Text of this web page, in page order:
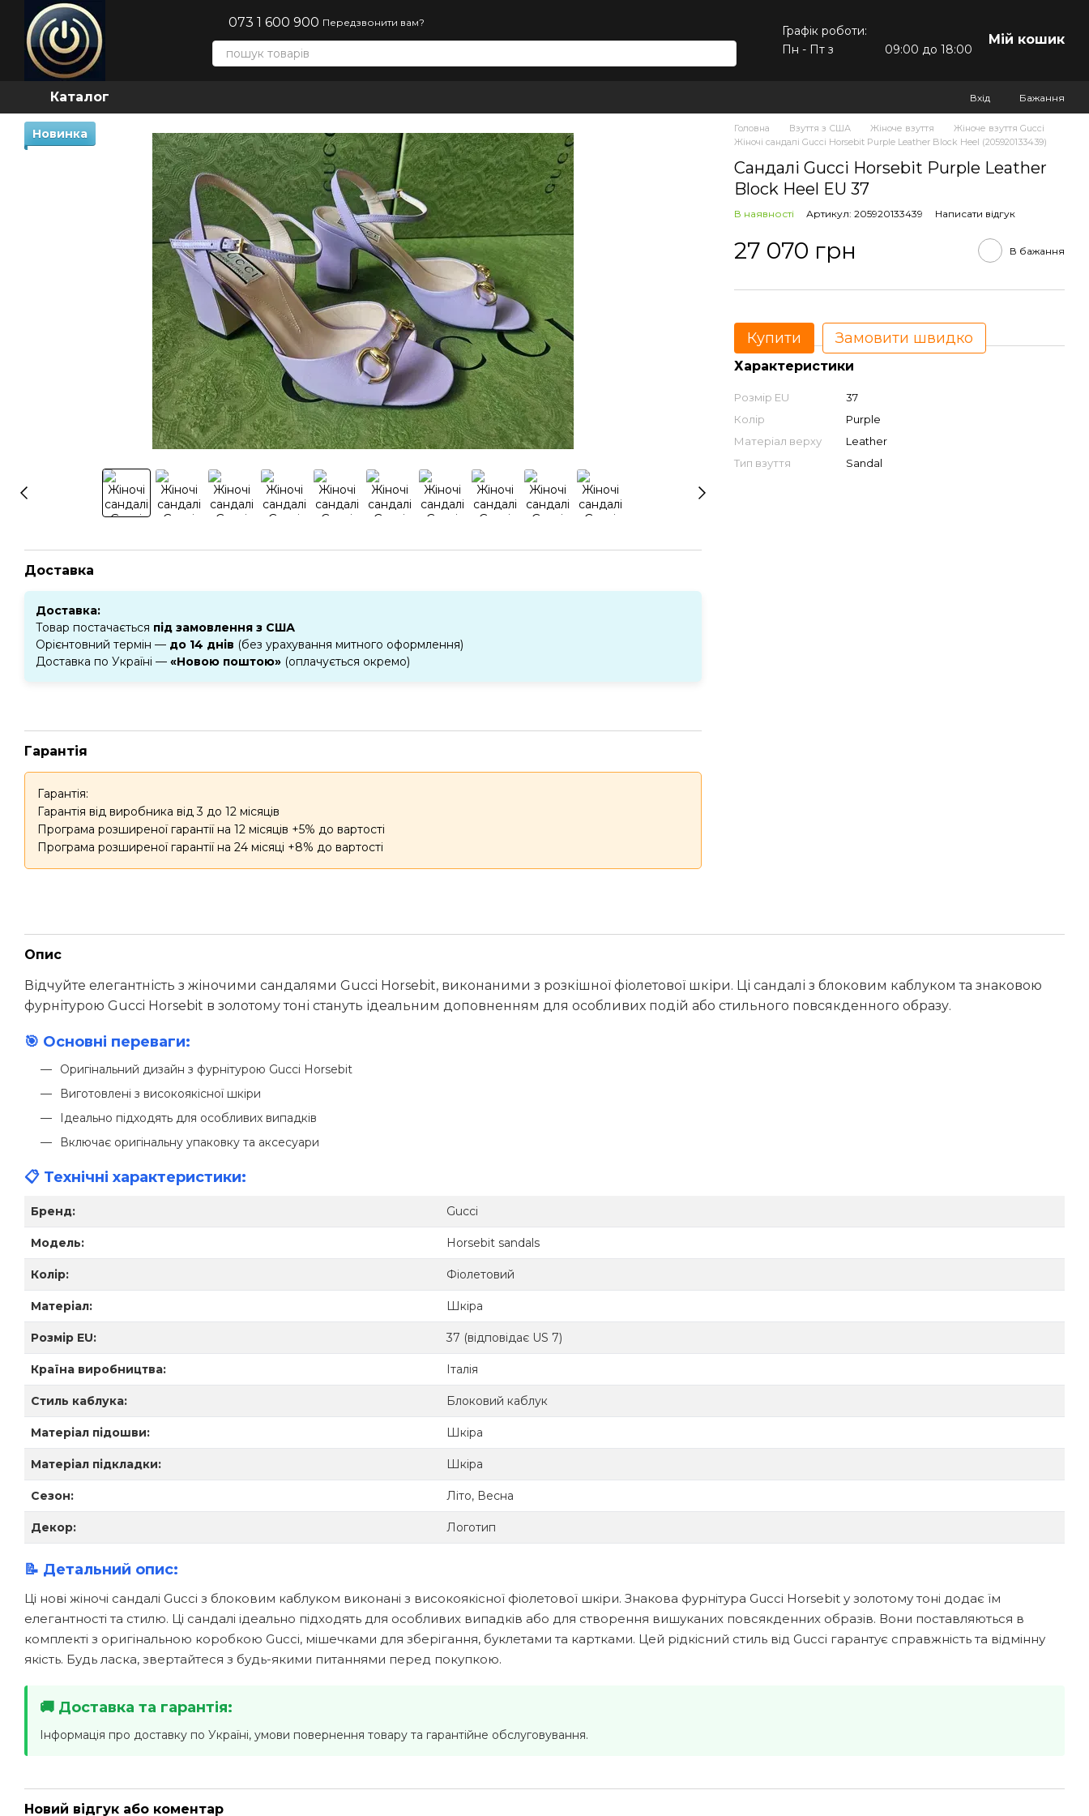
Перейти до основного контенту
073 1 600 900 Передзвонити вам?
Графік роботи:
Пн - Пт з
09:00 до 18:00
Мій кошик
Каталог Вхід Бажання
Новинка
Доставка
Доставка:
Товар постачається під замовлення з США
Орієнтовний термін — до 14 днів (без урахування митного оформлення)
Доставка по Україні — «Новою поштою» (оплачується окремо)
Гарантія
Гарантія:
Гарантія від виробника від 3 до 12 місяців
Програма розширеної гарантії на 12 місяців +5% до вартості
Програма розширеної гарантії на 24 місяці +8% до вартості
Головна Взуття з США Жіноче взуття
Жіноче взуття Gucci
Жіночі сандалі Gucci Horsebit Purple Leather Block Heel (205920133439)
Сандалі Gucci Horsebit Purple Leather
Block Heel EU 37
В наявності Артикул: 205920133439 Написати відгук
27 070 грн В бажання
Купити Замовити швидко
Характеристики
Розмір EU
37
Колір
Purple
Матеріал верху
Leather
Тип взуття
Sandal
Опис
Відчуйте елегантність з жіночими сандалями Gucci Horsebit, виконаними з розкішної фіолетової шкіри. Ці сандалі з блоковим каблуком та знаковою
фурнітурою Gucci Horsebit в золотому тоні стануть ідеальним доповненням для особливих подій або стильного повсякденного образу.
🎯 Основні переваги:
Оригінальний дизайн з фурнітурою Gucci Horsebit
Виготовлені з високоякісної шкіри
Ідеально підходять для особливих випадків
Включає оригінальну упаковку та аксесуари
📋 Технічні характеристики:
Бренд: Gucci
Модель: Horsebit sandals
Колір: Фіолетовий
Матеріал: Шкіра
Розмір EU: 37 (відповідає US 7)
Країна виробництва: Італія
Стиль каблука: Блоковий каблук
Матеріал підошви: Шкіра
Матеріал підкладки: Шкіра
Сезон: Літо, Весна
Декор: Логотип
📝 Детальний опис:
Ці нові жіночі сандалі Gucci з блоковим каблуком виконані з високоякісної фіолетової шкіри. Знакова фурнітура Gucci Horsebit у золотому тоні додає їм
елегантності та стилю. Ці сандалі ідеально підходять для особливих випадків або для створення вишуканих повсякденних образів. Вони поставляються в
комплекті з оригінальною коробкою Gucci, мішечками для зберігання, буклетами та картками. Цей рідкісний стиль від Gucci гарантує справжність та відмінну
якість. Будь ласка, звертайтеся з будь-якими питаннями перед покупкою.
🚚 Доставка та гарантія:
Інформація про доставку по Україні, умови повернення товару та гарантійне обслуговування.
Новий відгук або коментар